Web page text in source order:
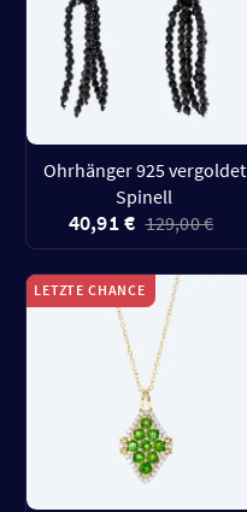
Ohrhänger 925 vergoldet
Spinell
40,91 € 129,00 €
LETZTE CHANCE